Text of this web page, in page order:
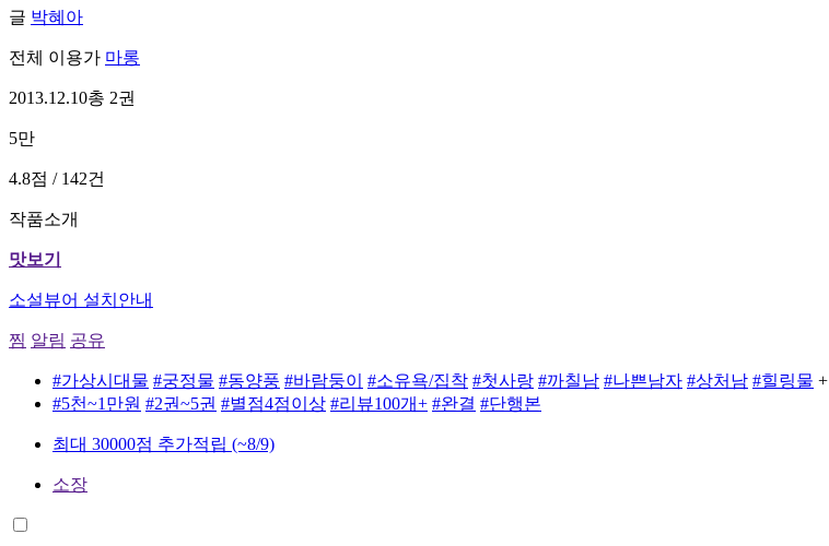
글 박혜아
전체 이용가 마롱
2013.12.10총 2권
5만
4.8점 / 142건
작품소개
맛보기
소설뷰어 설치안내
찜 알림 공유
#가상시대물 #궁정물 #동양풍 #바람둥이 #소유욕/집착 #첫사랑 #까칠남 #나쁜남자 #상처남 #힐링물
#5천~1만원 #2권~5권 #별점4점이상 #리뷰100개+ #완결 #단행본
최대 30000점 추가적립 (~8/9)
소장